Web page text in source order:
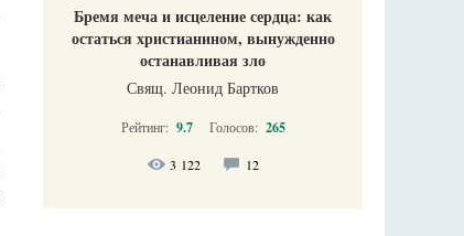
Бремя меча и исцеление сердца: как
остаться христианином, вынужденно
останавливая зло
Свящ. Леонид Бартков
Рейтинг: 9.7 Голосов: 265
3 122 12